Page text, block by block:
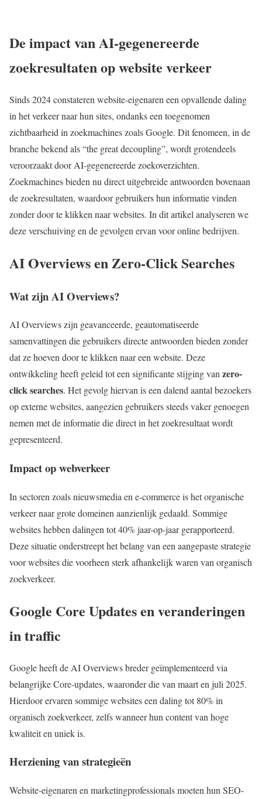
De impact van AI-gegenereerde
zoekresultaten op website verkeer
Sinds 2024 constateren website-eigenaren een opvallende daling
in het verkeer naar hun sites, ondanks een toegenomen
zichtbaarheid in zoekmachines zoals Google. Dit fenomeen, in de
branche bekend als “the great decoupling”, wordt grotendeels
veroorzaakt door AI-gegenereerde zoekoverzichten.
Zoekmachines bieden nu direct uitgebreide antwoorden bovenaan
de zoekresultaten, waardoor gebruikers hun informatie vinden
zonder door te klikken naar websites. In dit artikel analyseren we
deze verschuiving en de gevolgen ervan voor online bedrijven.
AI Overviews en Zero-Click Searches
Wat zijn AI Overviews?
AI Overviews zijn geavanceerde, geautomatiseerde
samenvattingen die gebruikers directe antwoorden bieden zonder
dat ze hoeven door te klikken naar een website. Deze
ontwikkeling heeft geleid tot een significante stijging vanzero-
click searches. Het gevolg hiervan is een dalend aantal bezoekers
op externe websites, aangezien gebruikers steeds vaker genoegen
nemen met de informatie die direct in het zoekresultaat wordt
gepresenteerd.
Impact op webverkeer
In sectoren zoals nieuwsmedia en e-commerce is het organische
verkeer naar grote domeinen aanzienlijk gedaald. Sommige
websites hebben dalingen tot 40% jaar-op-jaar gerapporteerd.
Deze situatie onderstreept het belang van een aangepaste strategie
voor websites die voorheen sterk afhankelijk waren van organisch
zoekverkeer.
Google Core Updates en veranderingen
in traffic
Google heeft de AI Overviews breder geïmplementeerd via
belangrijke Core-updates, waaronder die van maart en juli 2025.
Hierdoor ervaren sommige websites een daling tot 80% in
organisch zoekverkeer, zelfs wanneer hun content van hoge
kwaliteit en uniek is.
Herziening van strategieën
Website-eigenaren en marketingprofessionals moeten hun SEO-